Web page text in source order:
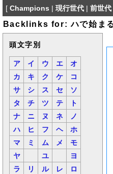
[ Champions | 現行世代| 前世代
Backlinks for: ハで始ま
頭文字別
ア イ ウ エ
オ
カ
キ ク ケ
コ
サ
シ ス セ
ソ
タ
チ ツ テ
ト
ナ
ニ ヌ ネ
ノ
ハ
ヒ フ ヘ
ホ
マ
ミ ム メ
モ
ヤ
ユ
ヨ
ラ
リ ル レ
ロ